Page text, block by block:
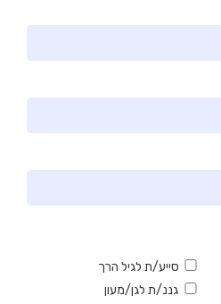
סייע/ת לגיל הרך
גננ/ת לגן/מעון